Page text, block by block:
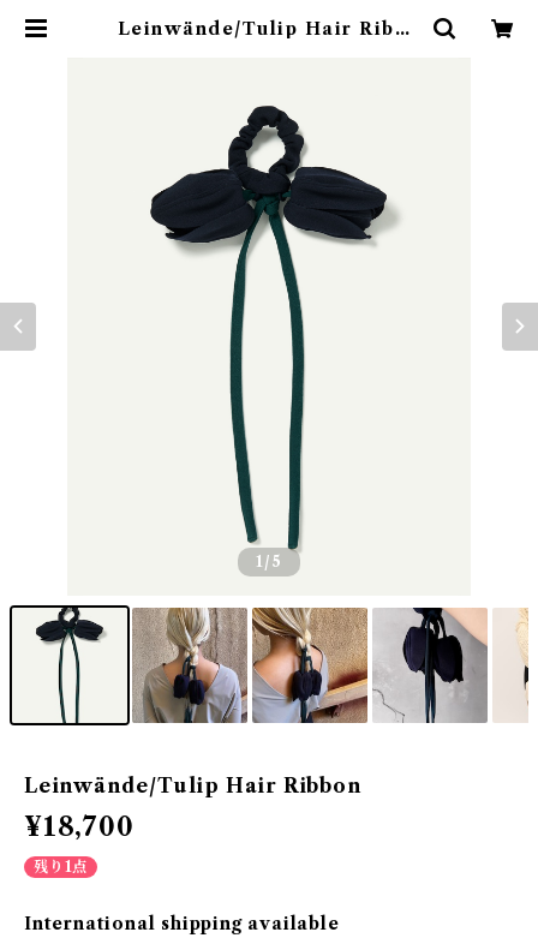
Leinwände/Tulip Hair Ribbo
1 /5
Leinwände/Tulip Hair Ribbon
¥18,700
残り1点
International shipping available